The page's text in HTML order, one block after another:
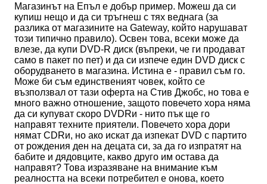
Магазинът на Епъл е добър пример. Можеш да си
купиш нещо и да си тръгнеш с тях веднага (за
разлика от магазините на Gateway, който нарушават
този типично правило). Освен това, всеки може да
влезе, да купи DVD-R диск (въпреки, че ги продават
само в пакет по пет) и да си изпече един DVD диск с
оборудването в магазина. Истина е - правил съм го.
Може би съм единственият човек, който се
възползвал от тази оферта на Стив Джобс, но това е
много важно отношение, защото повечето хора няма
да си купуват скоро DVDRи - нито пък ще го
направят техните приятели. Повечето хора дори
нямат CDRи, но ако искат да изпекат DVD с партито
от рождения ден на децата си, за да го изпратят на
бабите и дядовците, какво друго им остава да
направят? Това изразяване на внимание към
реалността на всеки потребител е онова, което